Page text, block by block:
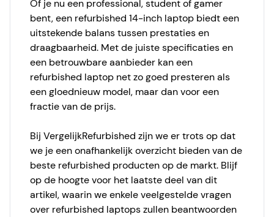
Of je nu een professional, student of gamer
bent, een refurbished 14-inch laptop biedt een
uitstekende balans tussen prestaties en
draagbaarheid. Met de juiste specificaties en
een betrouwbare aanbieder kan een
refurbished laptop net zo goed presteren als
een gloednieuw model, maar dan voor een
fractie van de prijs.
Bij VergelijkRefurbished zijn we er trots op dat
we je een onafhankelijk overzicht bieden van de
beste refurbished producten op de markt. Blijf
op de hoogte voor het laatste deel van dit
artikel, waarin we enkele veelgestelde vragen
over refurbished laptops zullen beantwoorden